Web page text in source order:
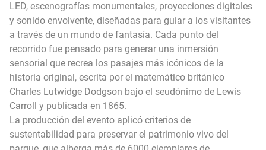
LED, escenografías monumentales, proyecciones digitales
y sonido envolvente, diseñadas para guiar a los visitantes
a través de un mundo de fantasía. Cada punto del
recorrido fue pensado para generar una inmersión
sensorial que recrea los pasajes más icónicos de la
historia original, escrita por el matemático británico
Charles Lutwidge Dodgson bajo el seudónimo de Lewis
Carroll y publicada en 1865.
La producción del evento aplicó criterios de
sustentabilidad para preservar el patrimonio vivo del